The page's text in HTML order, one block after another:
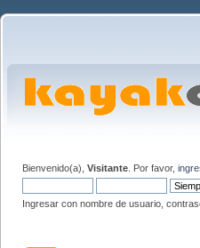
Bienvenido(a), Visitante . Por favor,
Ingresar con nombre de usuario,